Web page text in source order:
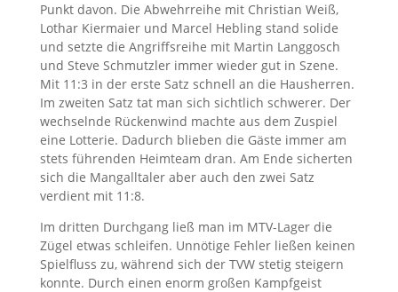
Punkt davon. Die Abwehrreihe mit Christian Weiß,
Lothar Kiermaier und Marcel Hebling stand solide
und setzte die Angriffsreihe mit Martin Langgosch
und Steve Schmutzler immer wieder gut in Szene.
Mit 11:3 in der erste Satz schnell an die Hausherren.
Im zweiten Satz tat man sich sichtlich schwerer. Der
wechselnde Rückenwind machte aus dem Zuspiel
eine Lotterie. Dadurch blieben die Gäste immer am
stets führenden Heimteam dran. Am Ende sicherten
sich die Mangalltaler aber auch den zwei Satz
verdient mit 11:8.
Im dritten Durchgang ließ man im MTV-Lager die
Zügel etwas schleifen. Unnötige Fehler ließen keinen
Spielfluss zu, während sich der TVW stetig steigern
konnte. Durch einen enorm großen Kampfgeist